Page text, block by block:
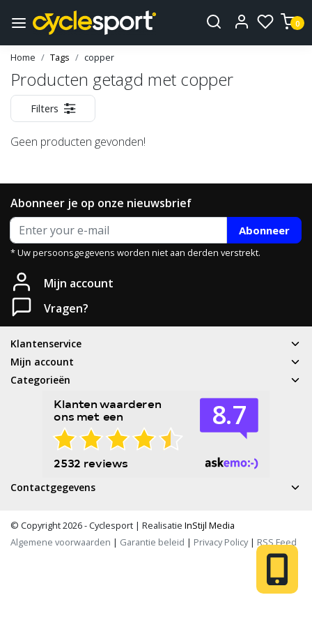
0
Home Tags copper
Producten getagd met copper
Filters
Geen producten gevonden!
Abonneer je op onze nieuwsbrief
Abonneer
* Uw persoonsgegevens worden niet aan derden verstrekt.
Mijn account
Vragen?
Klantenservice
Mijn account
Categorieën
Contactgegevens
© Copyright 2026 - Cyclesport | Realisatie InStijl Media
Algemene voorwaarden | Garantie beleid | Privacy Policy| RSS Feed